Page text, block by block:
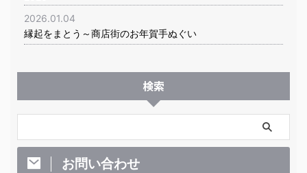
2026.01.04
縁起をまとう～商店街のお年賀手ぬぐい
検索
お問い合わせ